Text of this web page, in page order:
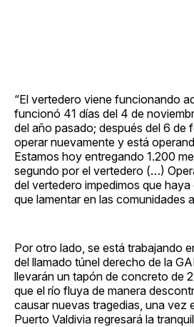
“El vertedero viene funcionando
funcionó 41 días del 4 de
del año pasado; después del 6 de
operar nuevamente y está
Estamos hoy entregando 1.200
segundo por el vertedero (…)
del vertedero impedimos que
que lamentar en las comunidades
Por otro lado, se está trabajando
del llamado túnel derecho de la
llevarán un tapón de concreto de
que el río fluya de manera
causar nuevas tragedias, una vez
Puerto Valdivia regresará la